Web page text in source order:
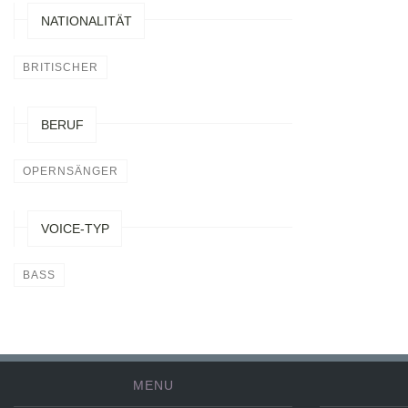
NATIONALITÄT
BRITISCHER
BERUF
OPERNSÄNGER
VOICE-TYP
BASS
MENU